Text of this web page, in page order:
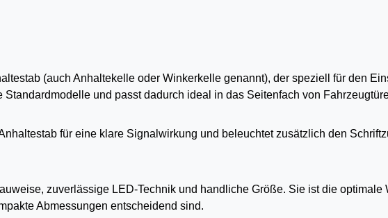
(auch Anhaltekelle oder Winkerkelle genannt), der speziell für den
Standardmodelle und passt dadurch ideal in das Seitenfach von
für eine klare Signalwirkung und beleuchtet zusätzlich den
zuverlässige LED-Technik und handliche Größe. Sie ist die optimale
Abmessungen entscheidend sind.